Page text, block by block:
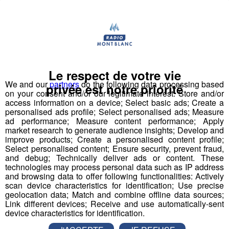
prétexte du robot : de la fabrication d’un robot par des
collégiens et lycéens sur plusieurs mois à leur
participation à une compétition apprenante de robots le
Les jeunes des établissements scolaires doivent
fabriquer un robot à partir d'un kit de pièces détachées
fourni par l'association organisatrice la compétition
"Robotique First France". Dans le cadre de TOP FAB, le
Groupe Mont Blanc Médias fait appel à4
établissements scolaires volontaires participant au
challenge en les associant à4 entreprises
industriellesd’envergure sur le territoire pour former
des binômes.
Pour mener à bien leur projet et tenter de
remporterla compétition nationale à Lyon le 22 mars,
We and ourpartnersdo the following data processing based
on your consent and/or our legitimate interest: Store and/or
access information on a device; Select basic ads; Create a
personalised ads profile; Select personalised ads; Measure
ad performance; Measure content performance; Apply
market research to generate audience insights; Develop and
improve products; Create a personalised content profile;
Select personalised content; Ensure security, prevent fraud,
and debug; Technically deliver ads or content. These
technologies may process personal data such as IP address
and browsing data to offer following functionalities: Actively
scan device characteristics for identification; Use precise
geolocation data; Match and combine offline data sources;
Link different devices; Receive and use automatically-sent
device characteristics for identification.
Le respect de votre vie
privée est notre priorité